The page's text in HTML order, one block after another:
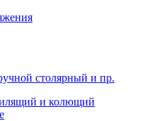
столярный и пр.
и колющий